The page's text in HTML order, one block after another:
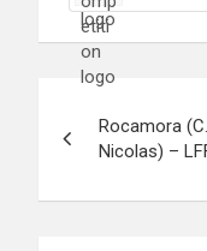
de
entradas
Rocamora
Nicolas) –